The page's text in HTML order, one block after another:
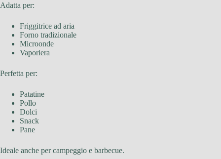
Adatta per:
Friggitrice ad aria
Forno tradizionale
Microonde
Vaporiera
Perfetta per:
Patatine
Pollo
Dolci
Snack
Pane
Ideale anche per campeggio e barbecue.